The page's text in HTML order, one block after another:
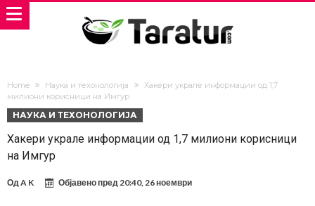
Home Наука и техонологија
Хакери украле информации од 1,7
милиони корисници на Имгур
НАУКА И ТЕХОНОЛОГИЈА
Хакери украле информации од 1,7 милиони корисници
на Имгур
ОдA K Објавено пред20:40, 26 ноември